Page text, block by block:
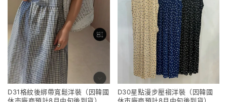
D31格紋後綁帶寬鬆洋裝（因韓國
D30星點漫步壓褶洋裝（因韓國